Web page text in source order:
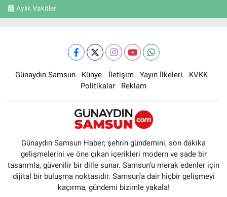
Aylık Vakitler
Günaydın Samsun Künye İletişim Yayın İlkeleri
KVKK
Politikalar
Reklam
Günaydın Samsun Haber; şehrin gündemini, son dakika
gelişmelerini ve öne çıkan içerikleri modern ve sade bir
tasarımla, güvenilir bir dille sunar. Samsun’u merak edenler için
dijital bir buluşma noktasıdır. Samsun’a dair hiçbir gelişmeyi
kaçırma, gündemi bizimle yakala!